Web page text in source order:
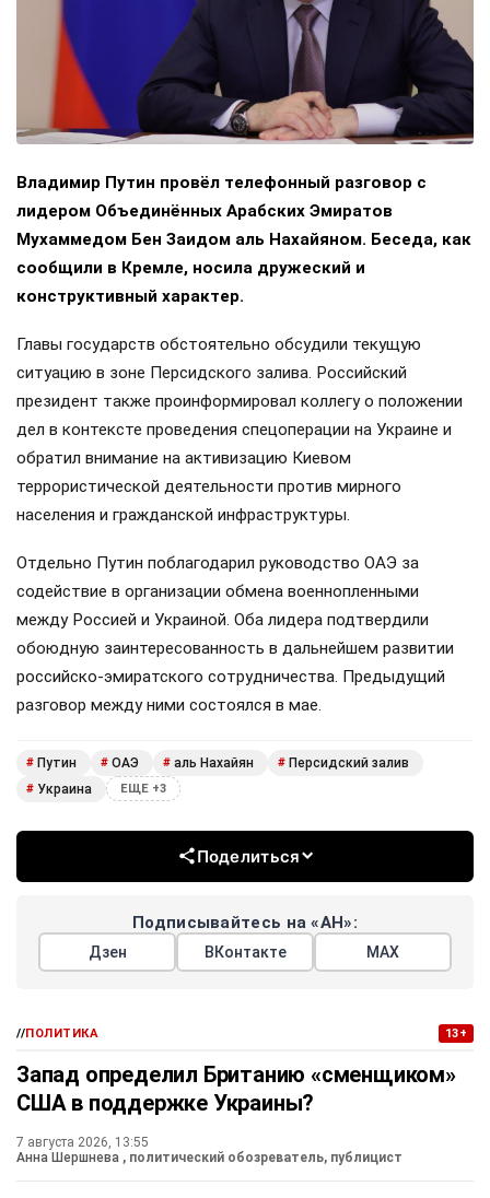
Владимир Путин провёл телефонный разговор с
лидером Объединённых Арабских Эмиратов
Мухаммедом Бен Заидом аль Нахайяном. Беседа, как
сообщили в Кремле, носила дружеский и
конструктивный характер.
Главы государств обстоятельно обсудили текущую
ситуацию в зоне Персидского залива. Российский
президент также проинформировал коллегу о положении
дел в контексте проведения спецоперации на Украине и
обратил внимание на активизацию Киевом
террористической деятельности против мирного
населения и гражданской инфраструктуры.
Отдельно Путин поблагодарил руководство ОАЭ за
содействие в организации обмена военнопленными
между Россией и Украиной. Оба лидера подтвердили
обоюдную заинтересованность в дальнейшем развитии
российско-эмиратского сотрудничества. Предыдущий
разговор между ними состоялся в мае.
# Путин # ОАЭ # аль Нахайян # Персидский залив
# Украина ЕЩЕ +3
Поделиться
Подписывайтесь на «АН»:
Дзен ВКонтакте МАХ
//ПОЛИТИКА 13+
Запад определил Британию «сменщиком»
США в поддержке Украины?
7 августа 2026, 13:55
Анна Шершнева , политический обозреватель, публицист